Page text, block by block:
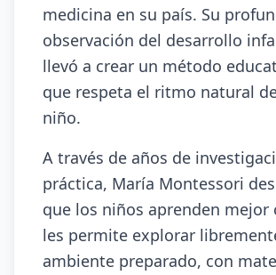
medicina en su país. Su
observación del desarrollo
llevó a crear un método
que respeta el ritmo natural
niño.
A través de años de
práctica, María Montessori
que los niños aprenden mejor
les permite explorar
ambiente preparado, con